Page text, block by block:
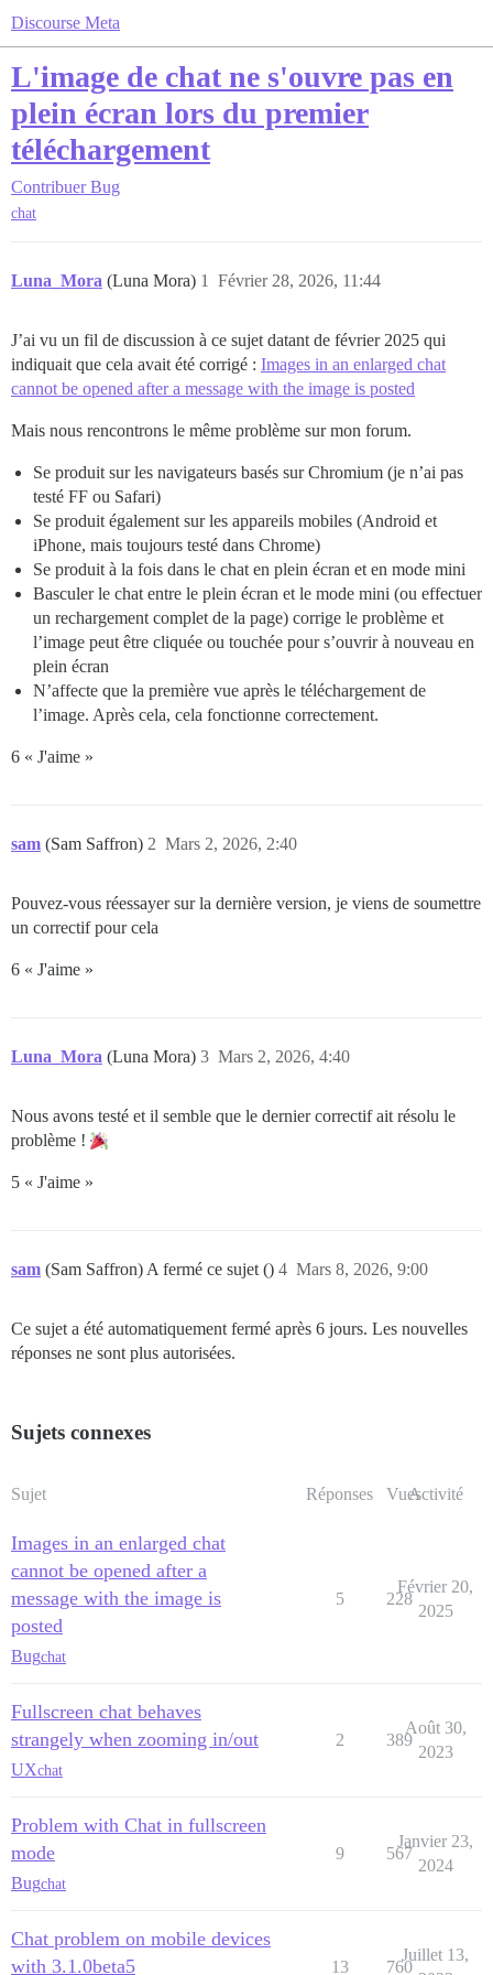
Discourse Meta
L'image de chat ne s'ouvre pas en
plein écran lors du premier
téléchargement
Contribuer Bug
chat
Luna_Mora (Luna Mora) Février 28, 2026, 11:44
1
J’ai vu un fil de discussion à ce sujet datant de février 2025 qui
indiquait que cela avait été corrigé : Images in an enlarged chat
cannot be opened after a message with the image is posted
Mais nous rencontrons le même problème sur mon forum.
Se produit sur les navigateurs basés sur Chromium (je n’ai pas
testé FF ou Safari)
Se produit également sur les appareils mobiles (Android et
iPhone, mais toujours testé dans Chrome)
Se produit à la fois dans le chat en plein écran et en mode mini
Basculer le chat entre le plein écran et le mode mini (ou effectuer
un rechargement complet de la page) corrige le problème et
l’image peut être cliquée ou touchée pour s’ouvrir à nouveau en
plein écran
N’affecte que la première vue après le téléchargement de
l’image. Après cela, cela fonctionne correctement.
6 « J'aime »
sam (Sam Saffron) Mars 2, 2026, 2:40
2
Pouvez-vous réessayer sur la dernière version, je viens de soumettre
un correctif pour cela
6 « J'aime »
Luna_Mora (Luna Mora) Mars 2, 2026, 4:40
3
Nous avons testé et il semble que le dernier correctif ait résolu le
problème !
5 « J'aime »
sam (Sam Saffron) A fermé ce sujet () Mars 8, 2026, 9:00
4
Ce sujet a été automatiquement fermé après 6 jours. Les nouvelles
réponses ne sont plus autorisées.
Sujets connexes
Sujet Réponses VuesActivité
Images in an enlarged chat
cannot be opened after a
message with the image is
posted
Bugchat
5 228
Février 20,
2025
Fullscreen chat behaves
strangely when zooming in/out
UXchat
2 389
Août 30,
2023
Problem with Chat in fullscreen
mode
Bugchat
9 567
Janvier 23,
2024
Chat problem on mobile devices
with 3.1.0beta5
13 760
Juillet 13,